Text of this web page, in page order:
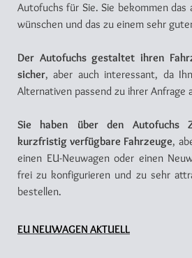
Autofuchs für Sie. Sie bekommen das
wünschen und das zu einem sehr
Der Autofuchs gestaltet ihren
sicher, aber auch interessant, da
Alternativen passend zu ihrer Anfrage
Sie haben über den Autofuchs
kurzfristig verfügbare Fahrzeuge,
einen EU-Neuwagen oder einen
frei zu konfigurieren und zu sehr
bestellen.
EU NEUWAGEN AKTUELL